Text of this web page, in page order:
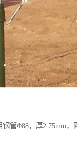
钢管Φ88，厚2.75mm，